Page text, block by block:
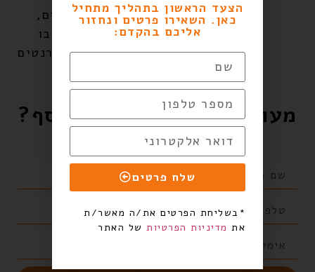
כ-1500 בוגרים,
וכיום לומדים בו
כ-300 דוקטורנטים
מעוניינים לקבל מידע נוסף?
שלחו לנו הודעה
הצעד הראשון בתהליך מתחיל
כאן. השאירו פרטים ונחזור
אליכם בהקדם:
שלח פרטים
*בשליחת הפרטים את/ה מאשר/ת
את מדיניות הפרטיות של האתר